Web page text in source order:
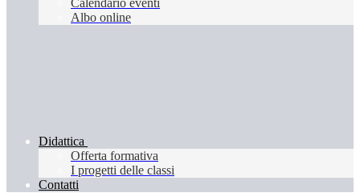
Calendario eventi
Albo online
Didattica
Offerta formativa
I progetti delle classi
Contatti